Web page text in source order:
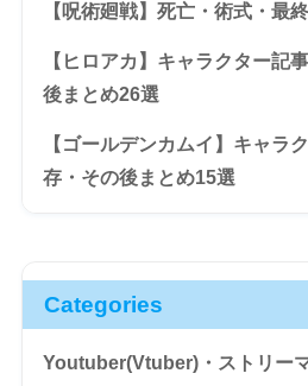
【呪術廻戦】死亡・術式・最
【ヒロアカ】キャラクター記
後まとめ26選
【ゴールデンカムイ】キャラ
存・その後まとめ15選
Categories
Youtuber(Vtuber)・ストリー